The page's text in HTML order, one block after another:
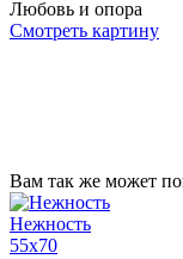
Любовь и опора
Смотреть картину
Вам так же может
Нежность
55x70